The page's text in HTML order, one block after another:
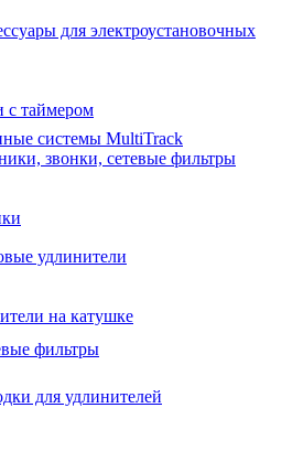
для электроустановочных
с таймером
системы MultiTrack
звонки, сетевые фильтры
удлинители
на катушке
фильтры
для удлинителей